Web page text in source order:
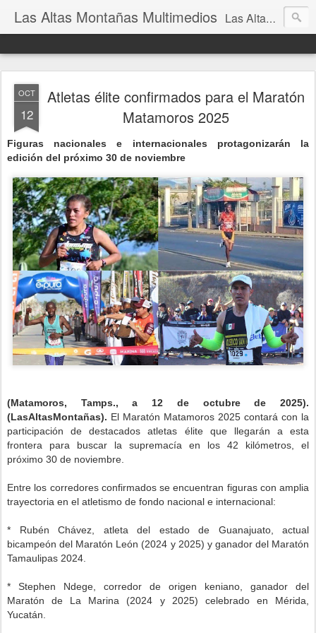
Las Altas Montañas Multimedios Las Altas Montañas Multimedios
OCT
12
Atletas élite confirmados para el Maratón
Matamoros 2025
Figuras nacionales e internacionales protagonizarán la
edición del próximo 30 de noviembre
(Matamoros, Tamps., a 12 de octubre de 2025).
(LasAltasMontañas). El Maratón Matamoros 2025 contará con la
participación de destacados atletas élite que llegarán a esta
frontera para buscar la supremacía en los 42 kilómetros, el
próximo 30 de noviembre.
Entre los corredores confirmados se encuentran figuras con amplia
trayectoria en el atletismo de fondo nacional e internacional:
* Rubén Chávez, atleta del estado de Guanajuato, actual
bicampeón del Maratón León (2024 y 2025) y ganador del Maratón
Tamaulipas 2024.
* Stephen Ndege, corredor de origen keniano, ganador del
Maratón de La Marina (2024 y 2025) celebrado en Mérida,
Yucatán.